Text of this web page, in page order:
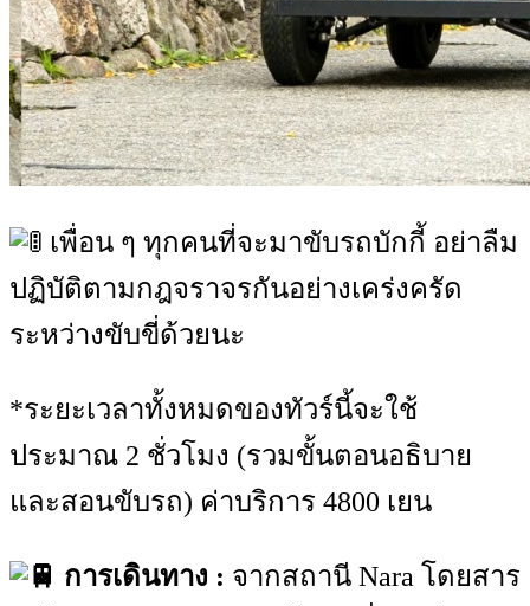
เพื่อน ๆ ทุกคนที่จะมาขับรถบักกี้ อย่าลืม
ปฏิบัติตามกฎจราจรกันอย่างเคร่งครัด
ระหว่างขับขี่ด้วยนะ
*ระยะเวลาทั้งหมดของทัวร์นี้จะใช้
ประมาณ 2 ชั่วโมง (รวมขั้นตอนอธิบาย
และสอนขับรถ) ค่าบริการ 4800 เยน
การเดินทาง : จากสถานี Nara โดยสาร